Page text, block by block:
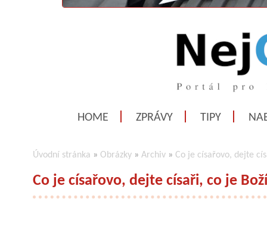
HOME ZPRÁVY TIPY
Úvodní stránka » Obrázky » Archiv » Co je císařovo, dejte
Co je císařovo, dejte císaři, co je